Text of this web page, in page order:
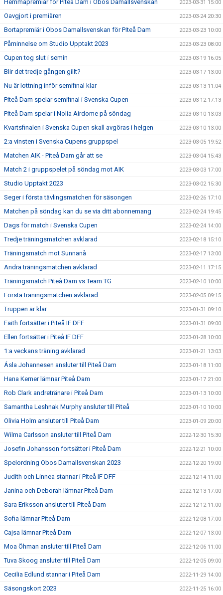
Hemmapremiär för Piteå Dam i Obos Damallsvenskan 2023-03-31 15:00
Oavgjort i premiären 2023-03-24 20:30
Bortapremiär i Obos Damallsvenskan för Piteå Dam 2023-03-23 10:00
Påminnelse om Studio Upptakt 2023 2023-03-23 08:00
Cupen tog slut i semin 2023-03-19 16:05
Blir det tredje gången gillt? 2023-03-17 13:00
Nu är lottning inför semifinal klar 2023-03-13 11:04
Piteå Dam spelar semifinal i Svenska Cupen 2023-03-12 17:13
Piteå Dam spelar i Nolia Airdome på söndag 2023-03-10 13:03
Kvartsfinalen i Svenska Cupen skall avgöras i helgen 2023-03-10 13:00
2:a vinsten i Svenska Cupens gruppspel 2023-03-05 19:52
Matchen AIK - Piteå Dam går att se 2023-03-04 15:43
Match 2 i gruppspelet på söndag mot AIK 2023-03-03 17:00
Studio Upptakt 2023 2023-03-02 15:30
Seger i första tävlingsmatchen för säsongen 2023-02-26 17:10
Matchen på söndag kan du se via ditt abonnemang 2023-02-24 19:45
Dags för match i Svenska Cupen 2023-02-24 14:00
Tredje träningsmatchen avklarad 2023-02-18 15:10
Träningsmatch mot Sunnanå 2023-02-17 13:00
Andra träningsmatchen avklarad 2023-02-11 17:15
Träningsmatch Piteå Dam vs Team TG 2023-02-10 10:00
Första träningsmatchen avklarad 2023-02-05 09:15
Truppen är klar 2023-01-31 09:10
Faith fortsätter i Piteå IF DFF 2023-01-31 09:00
Ellen fortsätter i Piteå IF DFF 2023-01-28 10:00
1:a veckans träning avklarad 2023-01-21 13:03
Ásla Johannesen ansluter till Piteå Dam 2023-01-18 11:00
Hana Kerner lämnar Piteå Dam 2023-01-17 21:00
Rob Clark andretränare i Piteå Dam 2023-01-13 10:00
Samantha Leshnak Murphy ansluter till Piteå 2023-01-10 10:00
Olivia Holm ansluter till Piteå Dam 2023-01-09 20:00
Wilma Carlsson ansluter till Piteå Dam 2022-12-30 15:30
Josefin Johansson fortsätter i Piteå Dam 2022-12-21 10:00
Spelordning Obos Damallsvenskan 2023 2022-12-20 19:00
Judith och Linnea stannar i Piteå IF DFF 2022-12-14 11:00
Janina och Deborah lämnar Piteå Dam 2022-12-13 17:00
Sara Eriksson ansluter till Piteå Dam 2022-12-12 11:00
Sofia lämnar Piteå Dam 2022-12-08 17:00
Cajsa lämnar Piteå Dam 2022-12-07 13:00
Moa Öhman ansluter till Piteå Dam 2022-12-06 11:00
Tuva Skoog ansluter till Piteå Dam 2022-12-05 09:00
Cecilia Edlund stannar i Piteå Dam 2022-11-29 14:00
Säsongskort 2023 2022-11-25 16:00